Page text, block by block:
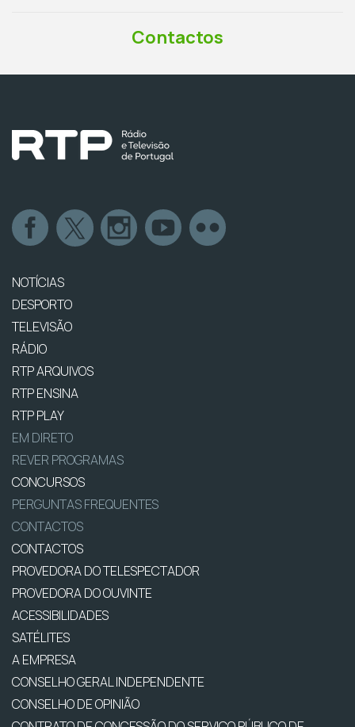
Contactos
NOTÍCIAS
DESPORTO
TELEVISÃO
RÁDIO
RTP ARQUIVOS
RTP ENSINA
RTP PLAY
EM DIRETO
REVER PROGRAMAS
CONCURSOS
PERGUNTAS FREQUENTES
CONTACTOS
CONTACTOS
PROVEDORA DO TELESPECTADOR
PROVEDORA DO OUVINTE
ACESSIBILIDADES
SATÉLITES
A EMPRESA
CONSELHO GERAL INDEPENDENTE
CONSELHO DE OPINIÃO